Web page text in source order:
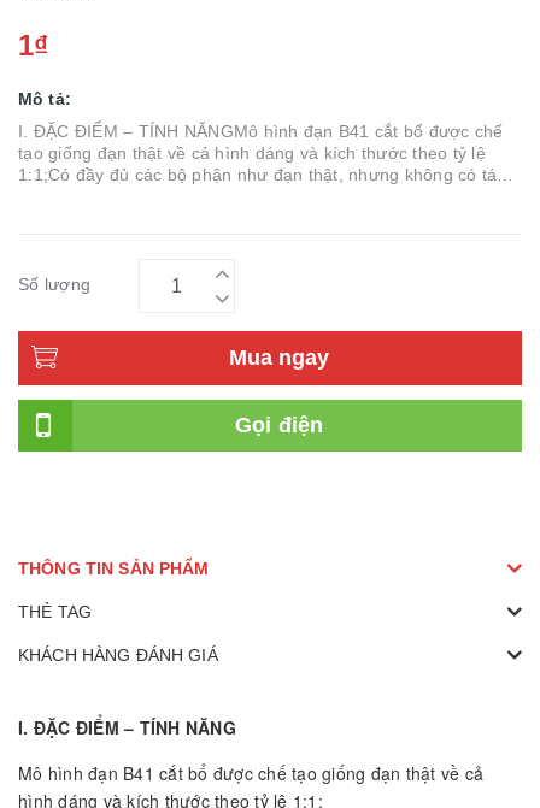
1₫
Mô tả:
I. ĐẶC ĐIỂM – TÍNH NĂNGMô hình đạn B41 cắt bổ được chế
tạo giống đạn thật về cả hình dáng và kích thước theo tỷ lệ
1:1;Có đầy đủ các bộ phận như đạn thật, nhưng không có tác
Số lượng
Mua ngay
Gọi điện
THÔNG TIN SẢN PHẨM
THẺ TAG
KHÁCH HÀNG ĐÁNH GIÁ
I. ĐẶC ĐIỂM – TÍNH NĂNG
Mô hình đạn B41 cắt bổ được chế tạo giống đạn thật về cả
hình dáng và kích thước theo tỷ lệ 1:1;